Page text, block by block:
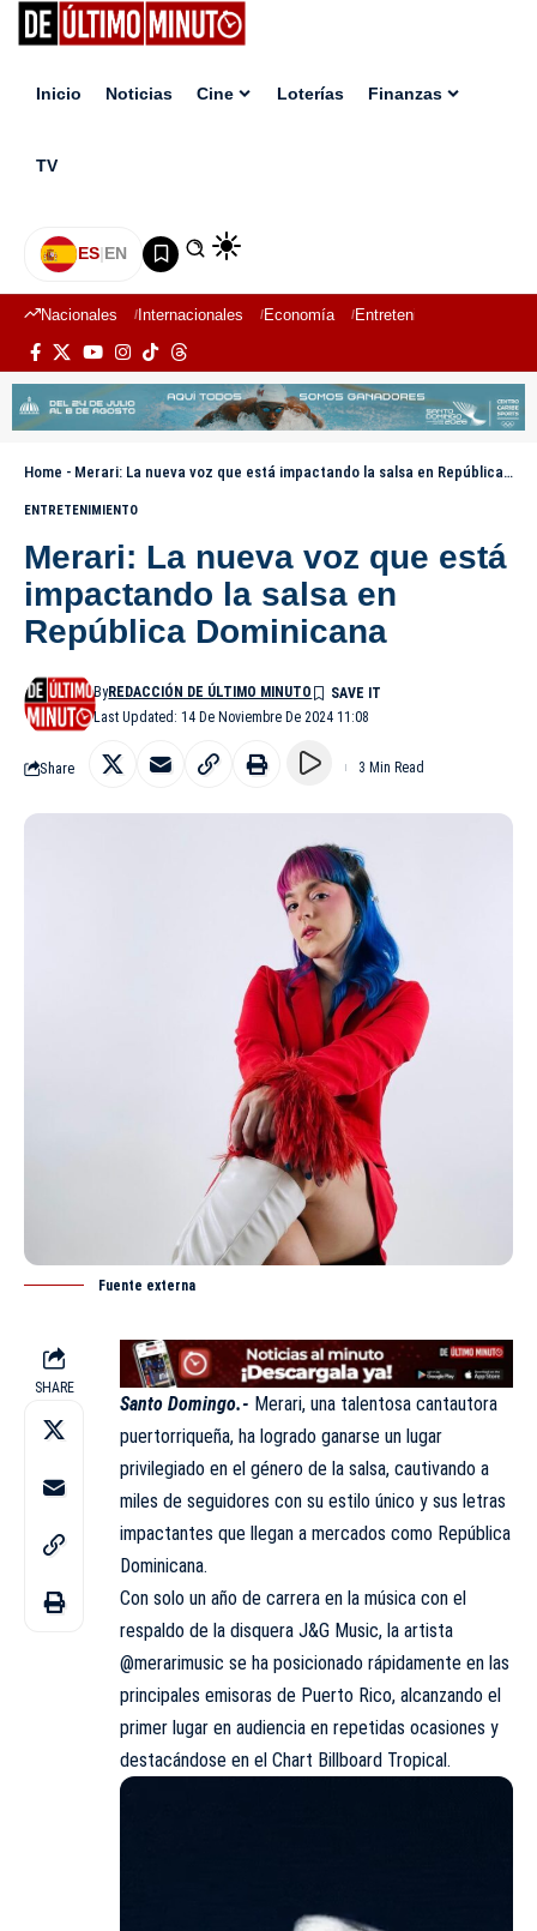
Inicio Noticias Cine Loterías Finanzas
TV
ES|EN
Nacionales Internacionales Economía Entretenimiento
Home - Merari: La nueva voz que está impactando la salsa en República Dominicana
ENTRETENIMIENTO
Merari: La nueva voz que está
impactando la salsa en
República Dominicana
Last Updated: 14 De Noviembre De 2024 11:08
ByREDACCIÓN DE ÚLTIMO MINUTO
Share 3 Min Read
Fuente externa
SHARE
Santo Domingo.- Merari, una talentosa cantautora
puertorriqueña, ha logrado ganarse un lugar
privilegiado en el género de la salsa, cautivando a
miles de seguidores con su estilo único y sus letras
impactantes que llegan a mercados como República
Dominicana.
Con solo un año de carrera en la música con el
respaldo de la disquera J&G Music, la artista
@merarimusic se ha posicionado rápidamente en las
principales emisoras de Puerto Rico, alcanzando el
primer lugar en audiencia en repetidas ocasiones y
destacándose en el Chart Billboard Tropical.